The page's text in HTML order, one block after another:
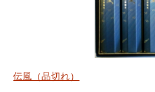
伝風（品切れ）